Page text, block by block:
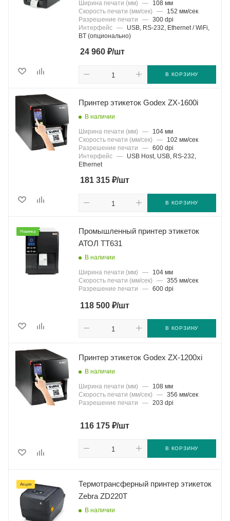
Ширина печати (мм) —
108 мм
Скорость печати (мм/сек)
—
152 мм/сек
Разрешение печати
— 300 dpi
Интерфейс —
USB, RS-232, Ethernet / WiFi,
BT (опционально)
24 960 ₽/шт
В КОРЗИНУ
Принтер этикеток Godex ZX-1600i
В наличии
Ширина печати (мм) —
104 мм
Скорость печати (мм/сек)
—
102 мм/сек
Разрешение печати
— 600 dpi
Интерфейс —
USB Host, USB, RS-232,
Ethernet
181 315 ₽/шт
В КОРЗИНУ
Новинка
Промышленный принтер этикеток
АТОЛ ТТ631
В наличии
Ширина печати (мм) —
104 мм
Скорость печати (мм/сек)
— 355 мм/сек
Разрешение печати
— 600 dpi
118 500 ₽/шт
В КОРЗИНУ
Принтер этикеток Godex ZX-1200xi
В наличии
Ширина печати (мм) —
108 мм
Скорость печати (мм/сек)
— 356 мм/сек
Разрешение печати
— 203 dpi
116 175 ₽/шт
В КОРЗИНУ
Акция
Термотрансферный принтер этикеток
Zebra ZD220T
В наличии